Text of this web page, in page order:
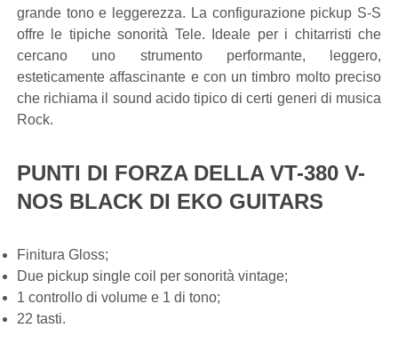
grande tono e leggerezza. La configurazione pickup S-S
offre le tipiche sonorità Tele. Ideale per i chitarristi che
cercano uno strumento performante, leggero,
esteticamente affascinante e con un timbro molto preciso
che richiama il sound acido tipico di certi generi di musica
Rock.
PUNTI DI FORZA DELLA VT-380 V-
NOS BLACK DI EKO GUITARS
Finitura Gloss;
Due pickup single coil per sonorità vintage;
1 controllo di volume e 1 di tono;
22 tasti.